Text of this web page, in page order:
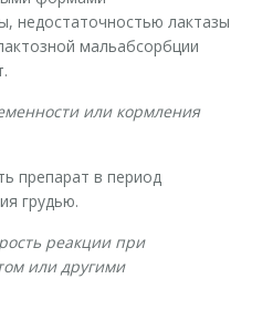
недостаточностью лактазы
мальабсорбции
или кормления
препарат в период
грудью.
реакции при
или другими